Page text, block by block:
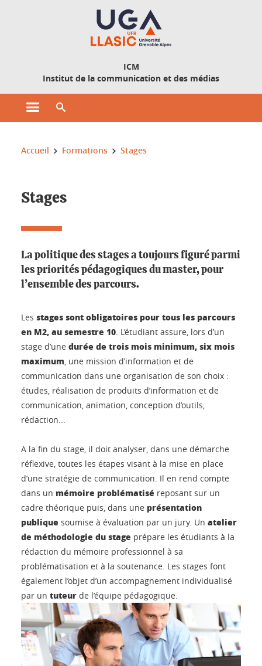
ICM
Institut de la communication et des médias
Ouvrir le menu principal
Vous êtes ici :
Accueil Formations Stages
Stages
La politique des stages a toujours figuré parmi
les priorités pédagogiques du master, pour
l’ensemble des parcours.
Les stages sont obligatoires pour tous les parcours
en M2, au semestre 10. L’étudiant assure, lors d’un
stage d’une durée de trois mois minimum, six mois
maximum, une mission d’information et de
communication dans une organisation de son choix :
études, réalisation de produits d’information et de
communication, animation, conception d’outils,
rédaction...
A la fin du stage, il doit analyser, dans une démarche
réflexive, toutes les étapes visant à la mise en place
d’une stratégie de communication. Il en rend compte
dans un mémoire problématisé reposant sur un
cadre théorique puis, dans une présentation
publique soumise à évaluation par un jury. Un atelier
de méthodologie du stage prépare les étudiants à la
rédaction du mémoire professionnel à sa
problématisation et à la soutenance. Les stages font
également l’objet d’un accompagnement individualisé
par un tuteur de l’équipe pédagogique.